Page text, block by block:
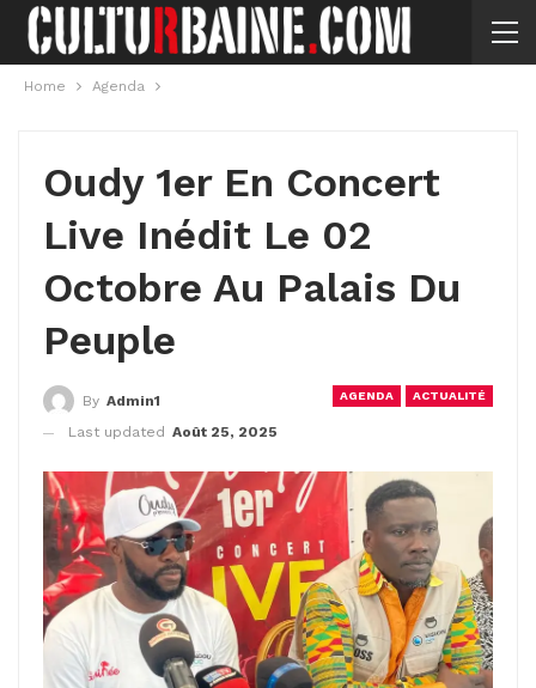
Home Agenda
Oudy 1er En Concert
Live Inédit Le 02
Octobre Au Palais Du
Peuple
AGENDA ACTUALITÉ
By Admin1
Last updated Août 25, 2025